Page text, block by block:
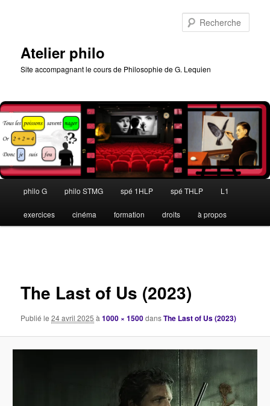
Atelier philo
Site accompagnant le cours de Philosophie de G. Lequien
principal
philo G philo STMG spé 1HLP spé THLP L1
exercices cinéma formation droits à propos
The Last of Us (2023)
Publié le24 avril 2025 à1000 × 1500dansThe Last of Us (2023)